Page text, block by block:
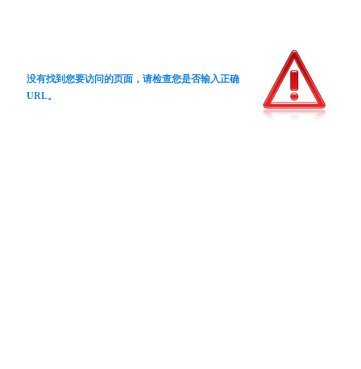
没有找到您要访问的页面，请检查您是否输入正确
URL。